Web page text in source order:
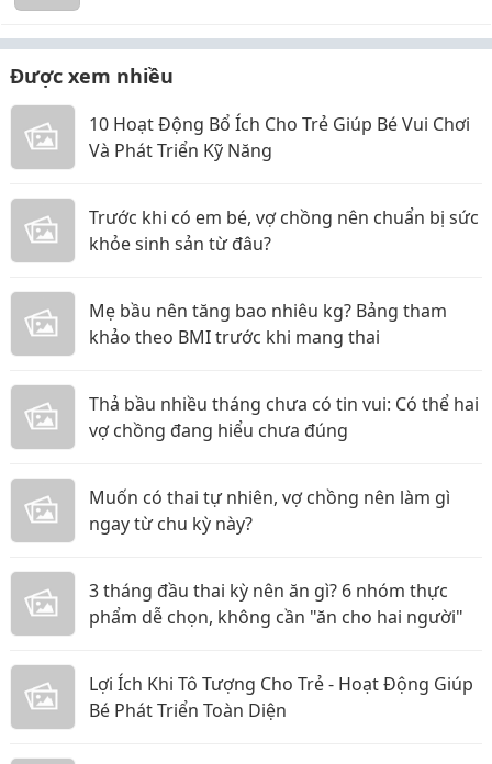
Được xem nhiều
10 Hoạt Động Bổ Ích Cho Trẻ Giúp Bé Vui Chơi
Và Phát Triển Kỹ Năng
Trước khi có em bé, vợ chồng nên chuẩn bị sức
khỏe sinh sản từ đâu?
Mẹ bầu nên tăng bao nhiêu kg? Bảng tham
khảo theo BMI trước khi mang thai
Thả bầu nhiều tháng chưa có tin vui: Có thể hai
vợ chồng đang hiểu chưa đúng
Muốn có thai tự nhiên, vợ chồng nên làm gì
ngay từ chu kỳ này?
3 tháng đầu thai kỳ nên ăn gì? 6 nhóm thực
phẩm dễ chọn, không cần "ăn cho hai người"
Lợi Ích Khi Tô Tượng Cho Trẻ - Hoạt Động Giúp
Bé Phát Triển Toàn Diện